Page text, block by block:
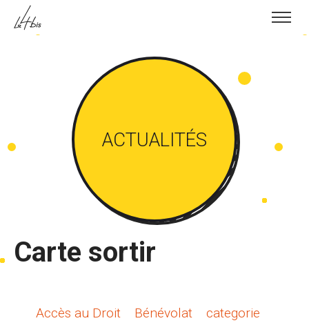
Skip to content
ACTUALITÉS
Carte sortir
Accès au Droit Bénévolat
categorie